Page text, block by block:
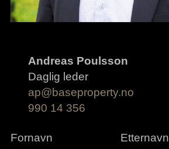
Andreas Poulsson
Daglig leder
ap@baseproperty.no
990 14 356
Fornavn Etternavn